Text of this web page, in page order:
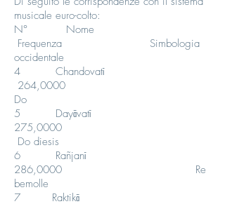
musicale euro-colto:
N° Nome
Frequenza Simbologia
occidentale
4 Chandovatī
264,0000
Do
5 Dayāvatī
275,0000
Do diesis
6 Rañjanī
286,0000 Re
bemolle
7 Raktikā